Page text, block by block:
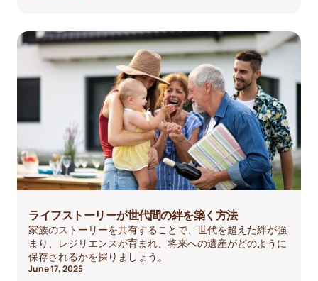
ライフストーリーが世代間の絆を築く方法
家族のストーリーを共有することで、世代を超えた絆が強
まり、レジリエンスが育まれ、将来への遺産がどのように
保存されるかを探りましょう。
June 17, 2025